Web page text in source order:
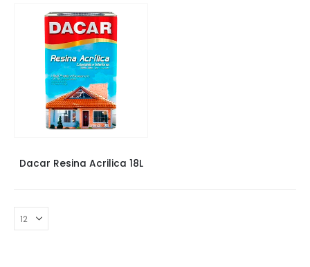
Dacar Resina Acrilica 18L